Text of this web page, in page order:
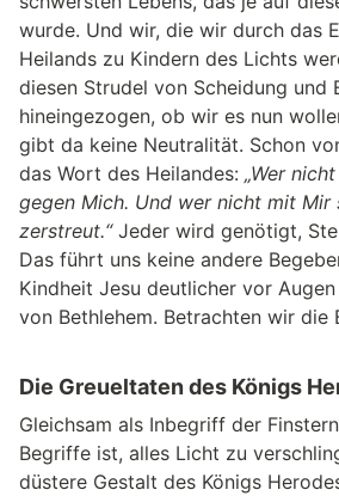
wurde. Und wir, die wir durch das
Heilands zu Kindern des Lichts
diesen Strudel von Scheidung und
hineingezogen, ob wir es nun
gibt da keine Neutralität. Schon
das Wort des Heilandes: „Wer
gegen Mich. Und wer nicht mit Mir
zerstreut.“Jeder wird genötigt,
Das führt uns keine andere
Kindheit Jesu deutlicher vor
von Bethlehem. Betrachten wir die
Die Greueltaten des Königs
Gleichsam als Inbegriff der
Begriffe ist, alles Licht zu
düstere Gestalt des Königs